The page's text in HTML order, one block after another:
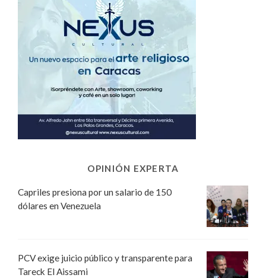
OPINIÓN EXPERTA
Capriles presiona por un salario de 150
dólares en Venezuela
PCV exige juicio público y transparente para
Tareck El Aissami